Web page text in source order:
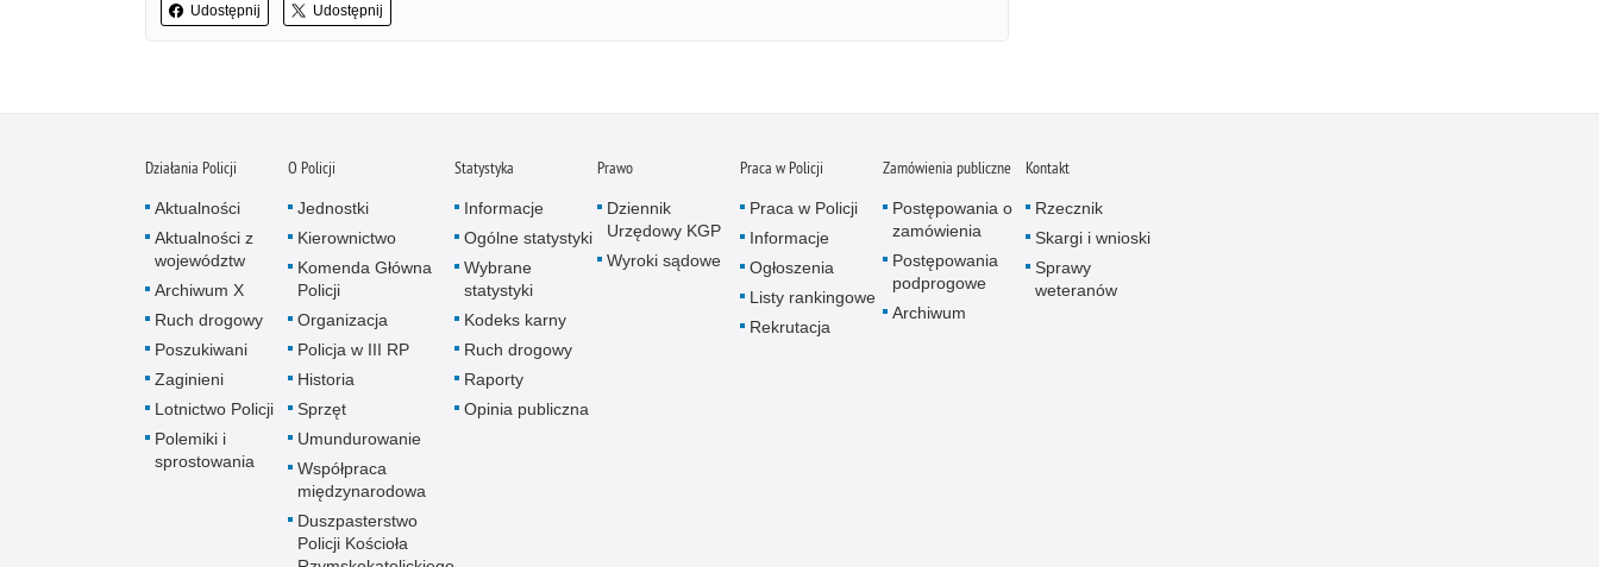
Udostępnij Udostępnij
Pedofilia, pornografia dziecięca
Piractwo przemysłowe
Podrabianie znaków towarowych
Pogryzienia przez psy
Działania Policji
Aktualności
Aktualności z
województw
Archiwum X
Ruch drogowy
Poszukiwani
Zaginieni
Lotnictwo Policji
Polemiki i
sprostowania
O Policji
Jednostki
Kierownictwo
Komenda Główna
Policji
Organizacja
Policja w III RP
Historia
Sprzęt
Umundurowanie
Współpraca
międzynarodowa
Duszpasterstwo
Policji Kościoła
Statystyka
Informacje
Ogólne statystyki
Wybrane
statystyki
Kodeks karny
Ruch drogowy
Raporty
Opinia publiczna
Prawo
Dziennik
Urzędowy KGP
Wyroki sądowe
Praca w Policji
Praca w Policji
Informacje
Ogłoszenia
Listy rankingowe
Rekrutacja
Zamówienia publiczne
Postępowania o
zamówienia
Postępowania
podprogowe
Archiwum
Kontakt
Rzecznik
Skargi i wnioski
Sprawy
weteranów